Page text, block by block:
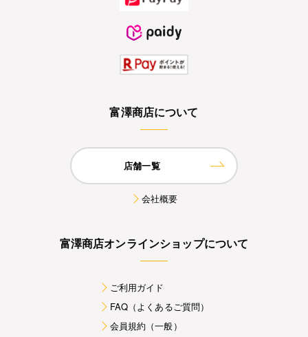
富澤商店について
店舗一覧
会社概要
富澤商店オンラインショップについて
ご利用ガイド
FAQ（よくあるご質問）
会員規約（一般）